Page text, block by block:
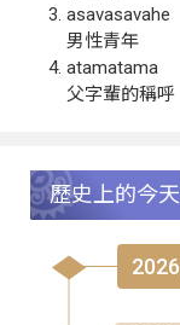
asavasavahe
男性青年
atamatama
父字輩的稱呼
歷史上的今天